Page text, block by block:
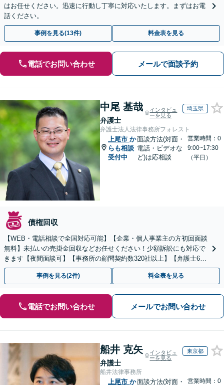
はお任せください。迅速に行動し丁寧に対応いたします。まずはお電
話ください。
事例を見る(13件) 料金表を見る
電話でお問い合わせ メールで面談予約
中尾 基哉
弁護士
インタビュ
ーを見る
埼玉県
弁護士法人法律事務所フォレスト
上尾市 か
らも相談
受付中
面談方法(対面・
電話・ビデオな
ど)は応相談
営業時間：0
9:00~17:30
（平日）
債権回収
【WEB・電話相談で全国対応可能】【企業・個人事業主の方初回面談
無料】未払いの売掛金回収などお任せください！少額訴訟にも対応で
きます【夜間面談可】【事務所の顧問契約数320社以上】【弁護士6人
在籍&専門家顧問がフルサポート】
事例を見る(2件) 料金表を見る
電話でお問い合わせ メールでお問い合わせ
船井 克矢
弁護士
インタビュ
ーを見る
東京都
船井法律事務所
上尾市 か面談方法(対面・
営業時間：0